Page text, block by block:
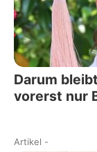
Darum
vorerst nur
Artikel -